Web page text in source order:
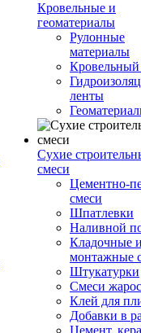
Кровельные и
геоматериалы
Рулонные
материалы
ленты
Сухие
смеси
Цементно-
смеси
Шпатлевки
Наливной
Кладочные
монтажные
Штукатурки
Смеси
Клей для
Добавки в
Цемент,